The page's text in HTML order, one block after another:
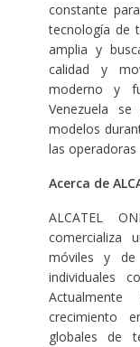
constante
tecnología de
amplia y
calidad y
moderno y
Venezuela
modelos
las
Acerca de
ALCATEL
comercializa
móviles y de
individuales
crecimiento
globales de